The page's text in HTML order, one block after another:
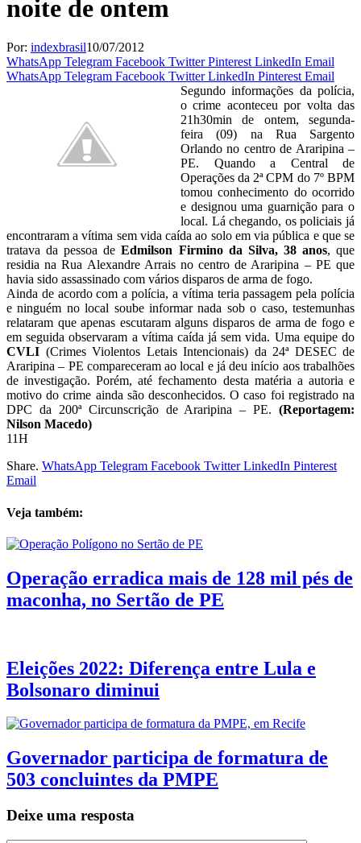
noite de ontem
Por: indexbrasil10/07/2012
WhatsApp Telegram Facebook Twitter Pinterest LinkedIn Email
WhatsApp Telegram Facebook Twitter LinkedIn Pinterest Email
Segundo informações da polícia,
o crime aconteceu por volta das
21h30min de ontem, segunda-
feira (09) na Rua Sargento
Orlando no centro de Araripina –
PE. Quando a Central de
Operações da 2ª CPM do 7º BPM
tomou conhecimento do ocorrido
e designou uma guarnição para o
local. Lá chegando, os policiais já
encontraram a vítima sem vida caída ao solo em via pública e que se
tratava da pessoa deEdmilson Firmino da Silva, 38 anos, que
residia na Rua Alexandre Arrais no centro de Araripina – PE que
havia sido assassinado com vários disparos de arma de fogo.
Ainda de acordo com a polícia, a vítima teria passagem pela polícia
e ninguém no local soube informar nada sob o caso, testemunhas
relataram que apenas escutaram alguns disparos de arma de fogo e
em seguida observaram a vítima caída já sem vida. Uma equipe do
CVLI (Crimes Violentos Letais Intencionais) da 24ª DESEC de
Araripina – PE compareceram ao local e já deu início aos trabalhões
de investigação. Porém, até fechamento desta matéria a autoria e
motivo do crime ainda são desconhecidos. O caso foi registrado na
DPC da 200ª Circunscrição de Araripina – PE. (Reportagem:
Nilson Macedo)
11H
Share. WhatsApp Telegram Facebook Twitter LinkedIn Pinterest
Email
Veja também:
Operação erradica mais de 128 mil pés de
maconha, no Sertão de PE
Eleições 2022: Diferença entre Lula e
Bolsonaro diminui
Governador participa de formatura de
503 concluintes da PMPE
Deixe uma resposta